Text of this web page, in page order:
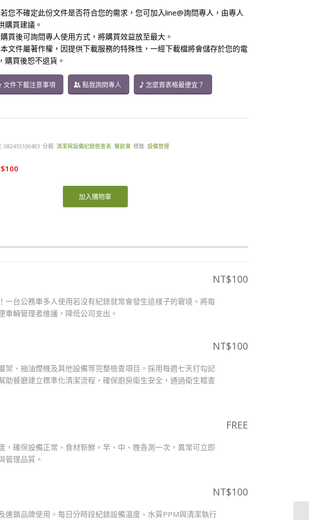
您不確定此份文件是否符合您的需求，您可加入line@詢問專人，由專人
購買建議。
買後可詢問專人使用方式，將購買效益放至最大。
文件屬著作權，因提供下載服務的特殊性，一經下載檔將會儲存於您的電
購買後恕不退貨。
文件下載注意事項 點我詢問專人 怎麼買表格最便宜？
082455100483 分類: 清潔與設備紀錄檢查表, 餐飲業 標籤: 設備管理
100
加入購物車
NT$100
台公務車多人使用若沒有紀錄就常會發生這樣子的窘境。將每
輛管理者維護，降低公司支出。
NT$100
、抽油煙機及其他設備等完整檢查項目。採用每週七天打勾記
餐廳建立標準化清潔流程，確保廚房衛生安全，通過衛生稽查
FREE
，確保設備正常、食材新鮮。早、中、晚各測一次，異常可立即
管理品質。
NT$100
鎖品牌使用。每日分時段紀錄設備溫度、水質PPM與清潔執行